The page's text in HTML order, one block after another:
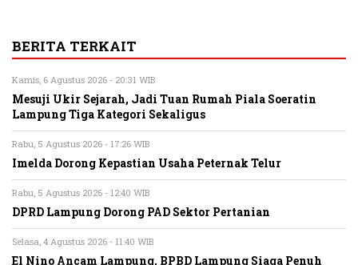
BERITA TERKAIT
Kamis, 6 Agustus 2026 - 20:31 WIB
Mesuji Ukir Sejarah, Jadi Tuan Rumah Piala Soeratin
Lampung Tiga Kategori Sekaligus
Rabu, 5 Agustus 2026 - 17:26 WIB
Imelda Dorong Kepastian Usaha Peternak Telur
Rabu, 5 Agustus 2026 - 12:40 WIB
DPRD Lampung Dorong PAD Sektor Pertanian
Selasa, 4 Agustus 2026 - 11:40 WIB
El Nino Ancam Lampung, BPBD Lampung Siaga Penuh